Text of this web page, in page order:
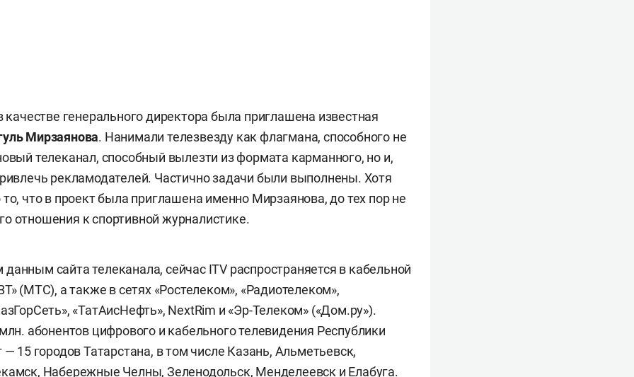
качестве генерального директора была приглашена известная
Мирзаянова. Нанимали телезвезду как флагмана, способного не
телеканал, способный вылезти из формата карманного, но и,
рекламодателей. Частично задачи были выполнены. Хотя
что в проект была приглашена именно Мирзаянова, до тех пор не
отношения к спортивной журналистике.
сайта телеканала, сейчас ITV распространяется в кабельной
(МТС), а также в сетях «Ростелеком», «Радиотелеком»,
«ТатАисНефть», NextRim и «Эр-Телеком» («Дом.ру»).
абонентов цифрового и кабельного телевидения Республики
— 15 городов Татарстана, в том числе Казань, Альметьевск,
Набережные Челны, Зеленодольск, Менделеевск и Елабуга.